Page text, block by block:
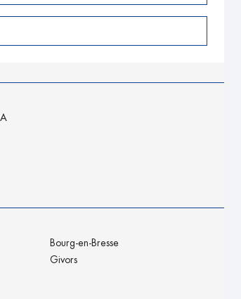
Bourg-en-Bresse
Givors